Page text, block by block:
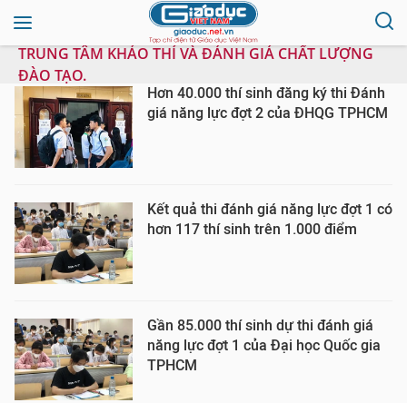
TRUNG TÂM KHẢO THÍ VÀ ĐÁNH GIÁ CHẤT LƯỢNG
ĐÀO TẠO.
Hơn 40.000 thí sinh đăng ký thi Đánh
giá năng lực đợt 2 của ĐHQG TPHCM
Kết quả thi đánh giá năng lực đợt 1 có
hơn 117 thí sinh trên 1.000 điểm
Gần 85.000 thí sinh dự thi đánh giá
năng lực đợt 1 của Đại học Quốc gia
TPHCM